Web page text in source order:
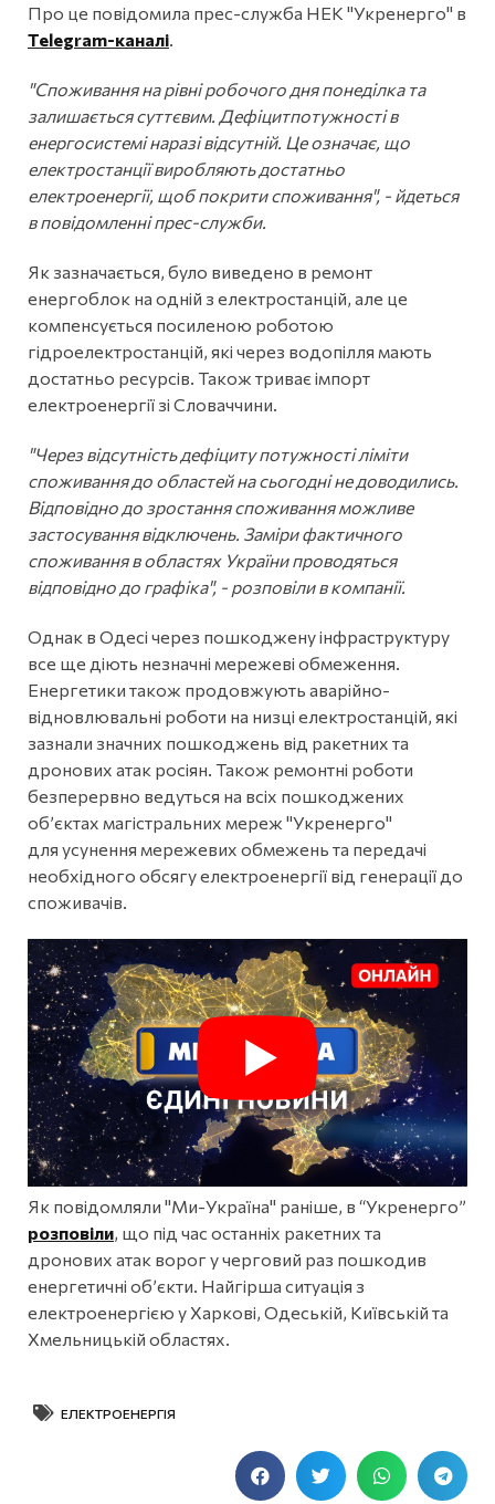
Про це повідомила прес-служба НЕК "Укренерго" в
Telegram-каналі
"Споживання на рівні робочого дня понеділка та
залишається суттєвим. Дефіцитпотужності в
енергосистемі наразі відсутній. Це означає, що
електростанції виробляють достатньо
електроенергії, щоб покрити споживання", - йдеться
в повідомленні прес-служби.
Як зазначається, було виведено в ремонт
енергоблок на одній з електростанцій, але це
компенсується посиленою роботою
гідроелектростанцій, які через водопілля мають
достатньо ресурсів. Також триває імпорт
електроенергії зі Словаччини.
"Через відсутність дефіциту потужності ліміти
споживання до областей на сьогодні не доводились.
Відповідно до зростання споживання можливе
застосування відключень. Заміри фактичного
споживання в областях України проводяться
відповідно до графіка", - розповіли в компанії.
Однак в Одесі через пошкоджену інфраструктуру
все ще діють незначні мережеві обмеження.
Енергетики також продовжують аварійно-
відновлювальні роботи на низці електростанцій, які
зазнали значних пошкоджень від ракетних та
дронових атак росіян. Також ремонтні роботи
безперервно ведуться на всіх пошкоджених
об’єктах магістральних мереж "Укренерго"
для усунення мережевих обмежень та передачі
необхідного обсягу електроенергії від генерації до
споживачів.
Як повідомляли "Ми-Україна" раніше, в “Укренерго”
розповіли, що під час останніх ракетних та
дронових атак ворог у черговий раз пошкодив
енергетичні об’єкти. Найгірша ситуація з
електроенергією у Харкові, Одеській, Київській та
Хмельницькій областях.
ЕЛЕКТРОЕНЕРГІЯ